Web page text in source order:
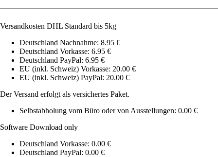
Versandkosten DHL Standard bis 5kg
Deutschland Nachnahme: 8.95 €
Deutschland Vorkasse: 6.95 €
Deutschland PayPal: 6.95 €
EU (inkl. Schweiz) Vorkasse: 20.00 €
EU (inkl. Schweiz) PayPal: 20.00 €
Der Versand erfolgt als versichertes Paket.
Selbstabholung vom Büro oder von Ausstellungen: 0.00 €
Software Download only
Deutschland Vorkasse: 0.00 €
Deutschland PayPal: 0.00 €